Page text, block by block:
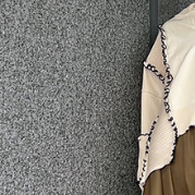
カラーからさがす